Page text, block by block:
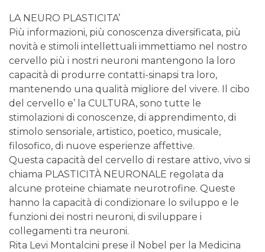
LA NEURO PLASTICITA’
Più informazioni, più conoscenza diversificata, più
novità e stimoli intellettuali immettiamo nel nostro
cervello più i nostri neuroni mantengono la loro
capacità di produrre contatti-sinapsi tra loro,
mantenendo una qualità migliore del vivere. Il cibo
del cervello e’ la CULTURA, sono tutte le
stimolazioni di conoscenze, di apprendimento, di
stimolo sensoriale, artistico, poetico, musicale,
filosofico, di nuove esperienze affettive.
Questa capacità del cervello di restare attivo, vivo si
chiama PLASTICITÀ NEURONALE regolata da
alcune proteine chiamate neurotrofine. Queste
hanno la capacità di condizionare lo sviluppo e le
funzioni dei nostri neuroni, di sviluppare i
collegamenti tra neuroni.
Rita Levi Montalcini prese il Nobel per la Medicina